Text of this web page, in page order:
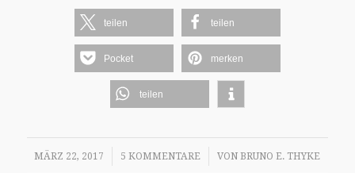
teilen teilen
Pocket merken
teilen
MÄRZ 22, 2017
/ 5 KOMMENTARE
/ VONBRUNO E. THYKE